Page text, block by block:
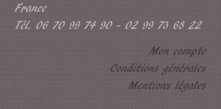
France
Tél. 06 70 99 74 90 - 02 99 73 68 22
Mon compte
Conditions générales
Mentions légales